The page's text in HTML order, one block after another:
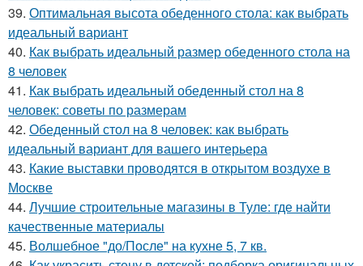
39. Оптимальная высота обеденного стола: как выбрать
идеальный вариант
40. Как выбрать идеальный размер обеденного стола на
8 человек
41. Как выбрать идеальный обеденный стол на 8
человек: советы по размерам
42. Обеденный стол на 8 человек: как выбрать
идеальный вариант для вашего интерьера
43. Какие выставки проводятся в открытом воздухе в
Москве
44. Лучшие строительные магазины в Туле: где найти
качественные материалы
45. Волшебное "до/После" на кухне 5, 7 кв.